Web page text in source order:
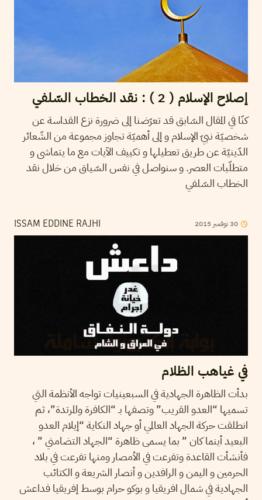
إصلاح الإسلام ( 2 ) : نقد الخطاب السّلفي
كنّا في المقال السّابق قد تعرّضنا إلى ضرورة نزع القداسة عن
شخصيّة نبيّ الإسلام و إلى أهميّة تجاوز مجموعة من الشّعائر
الدّينيّة عن طريق تعطيلها و تكييف الآيات مع ما يتماشى و
متطلّبات العصر. و سنواصل في نفس السّياق من خلال نقد
الخطاب السّلفي
ISSAM EDDINE RAJHI 30 نوفمبر 2015
في غياهب الظلام
بدأت الظاهرة الجهادية في السبعينيات تواجه الأنظمة التي
تسميها “العدو القريب” وتصفها بـ “الكافرة والمرتدة”، ثم
انطلقت حركة الجهاد العالمي أو جهاد النكاية “إيلام العدو
البعيد أينما كان ” بما يسمى ظاهرة “الجهاد التضامني ” ،
فأنشأت القاعدة وتفرعت في الأمصار ومنها تفرعت في بلاد
الحرمين و اليمن و الرافدين و أنصار الشريعة و الكتائب
الجهادية في شمال افريقيا و بوكو حرام بوسط إفريقيا فداعش